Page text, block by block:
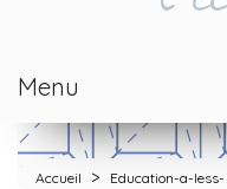
Menu
Accueil > Education-a-less-